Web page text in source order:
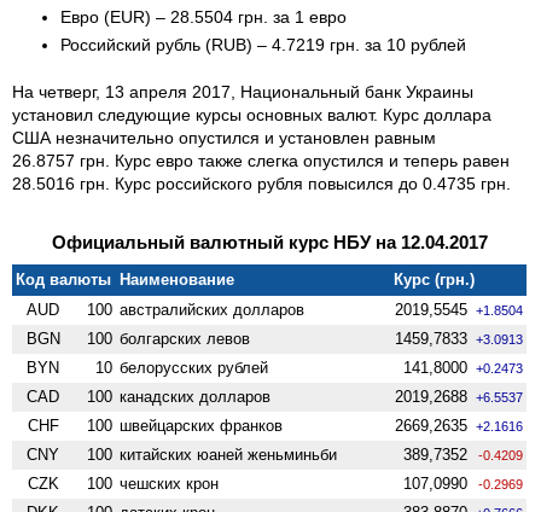
Евро (EUR) – 28.5504 грн. за 1 евро
Российский рубль (RUB) – 4.7219 грн. за 10 рублей
На четверг, 13 апреля 2017, Национальный банк Украины
установил следующие курсы основных валют. Курс доллара
США незначительно опустился и установлен равным
26.8757 грн. Курс евро также слегка опустился и теперь равен
28.5016 грн. Курс российского рубля повысился до 0.4735 грн.
Официальный валютный курс НБУ на 12.04.2017
Код валюты Наименование
Курс (грн.)
AUD
100 австралийских долларов 2019,5545 +1.8504
BGN 100 болгарских левов 1459,7833 +3.0913
BYN 10 белорусских рублей 141,8000 +0.2473
CAD 100 канадских долларов 2019,2688 +6.5537
CHF 100 швейцарских франков 2669,2635 +2.1616
CNY 100 китайских юаней женьминьби 389,7352 -0.4209
CZK 100 чешских крон 107,0990 -0.2969